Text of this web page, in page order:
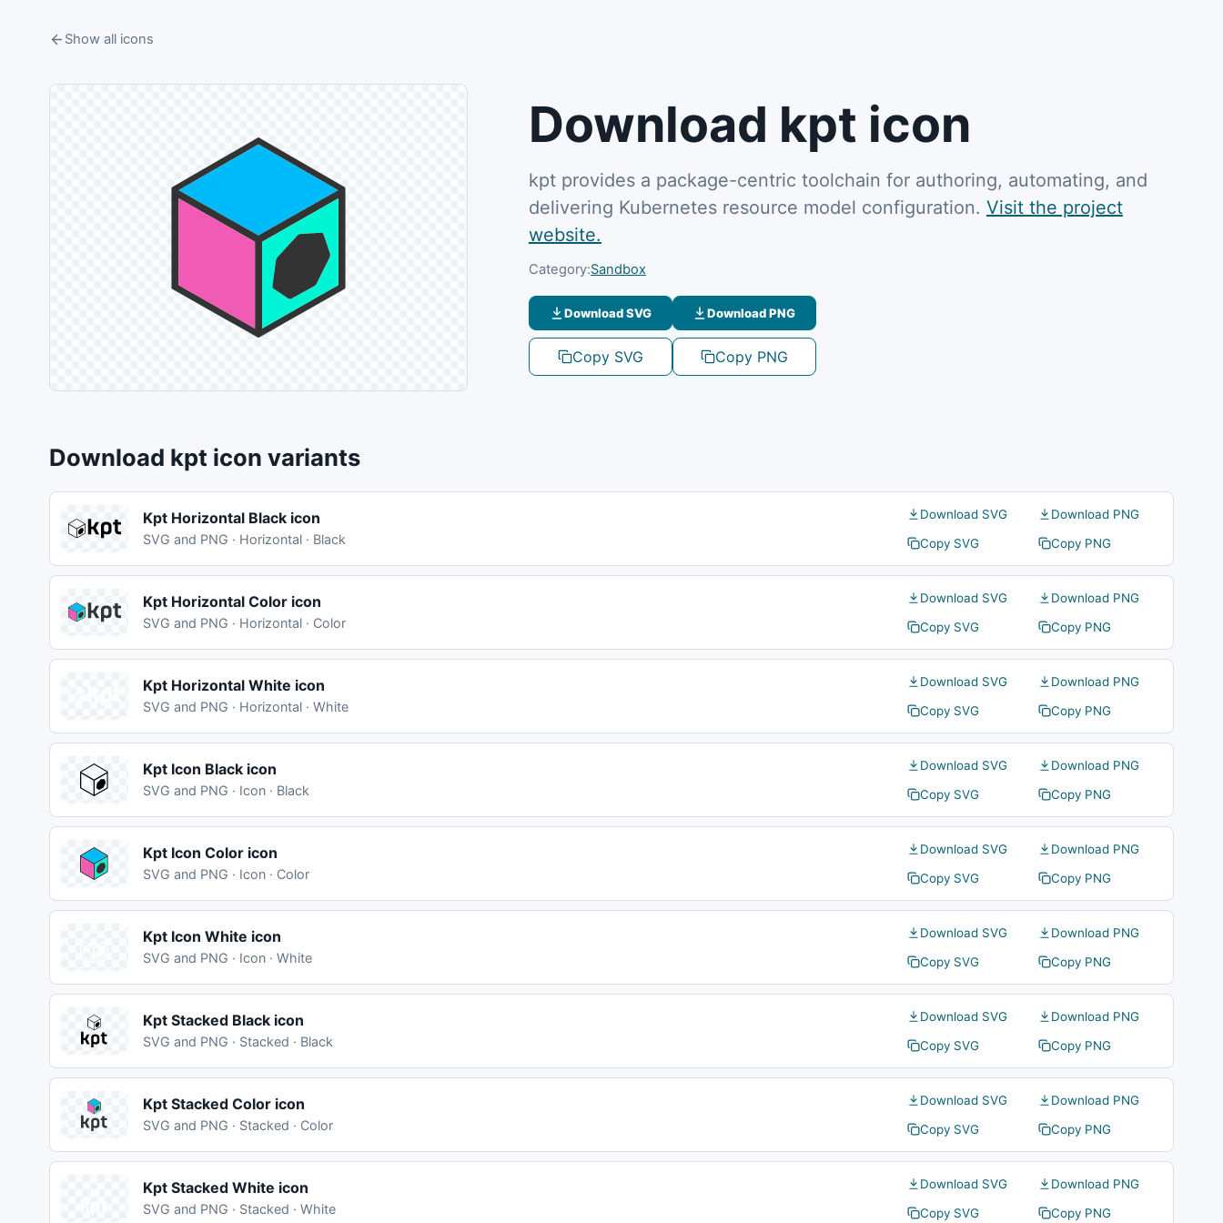
Show all icons
Download kpt icon
kpt provides a package-centric toolchain for authoring, automating, and
delivering Kubernetes resource model configuration. Visit the project
website.
Category:Sandbox
Download SVG
Copy SVG
Download PNG
Copy PNG
Download kpt icon variants
Kpt Horizontal Black icon
SVG and PNG · Horizontal · Black
Download SVG
Download PNG
Copy SVG
Copy PNG
Kpt Horizontal Color icon
SVG and PNG · Horizontal · Color
Download SVG
Download PNG
Copy SVG
Copy PNG
Kpt Horizontal White icon
SVG and PNG · Horizontal · White
Download SVG
Download PNG
Copy SVG
Copy PNG
Kpt Icon Black icon
SVG and PNG · Icon · Black
Download SVG
Download PNG
Copy SVG
Copy PNG
Kpt Icon Color icon
SVG and PNG · Icon · Color
Download SVG
Download PNG
Copy SVG
Copy PNG
Kpt Icon White icon
SVG and PNG · Icon · White
Download SVG
Download PNG
Copy SVG
Copy PNG
Kpt Stacked Black icon
SVG and PNG · Stacked · Black
Download SVG
Download PNG
Copy SVG
Copy PNG
Kpt Stacked Color icon
SVG and PNG · Stacked · Color
Download SVG
Download PNG
Copy SVG
Copy PNG
Kpt Stacked White icon
SVG and PNG · Stacked · White
Download SVG
Download PNG
Copy SVG
Copy PNG